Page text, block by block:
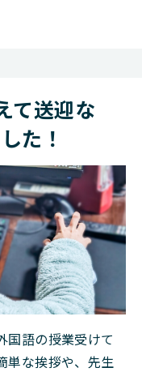
て送迎な
た！
国語の授業受けて
単な挨拶や、先生